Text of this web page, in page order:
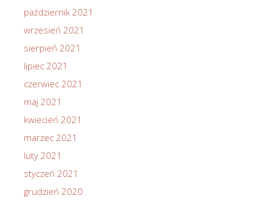
październik 2021
wrzesień 2021
sierpień 2021
lipiec 2021
czerwiec 2021
maj 2021
kwiecień 2021
marzec 2021
luty 2021
styczeń 2021
grudzień 2020